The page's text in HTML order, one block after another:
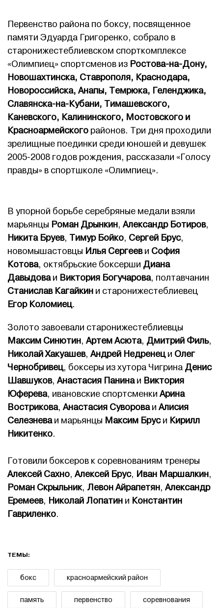
Первенство района по боксу, посвященное
памяти Эдуарда Григоренко, собрало в
старонижестеблиевском спорткомплексе
«Олимпиец» спортсменов из Ростова-на-Дону,
Новошахтинска, Ставрополя, Краснодара,
Новороссийска, Анапы, Темрюка, Геленджика,
Славянска-на-Кубани, Тимашевского,
Каневского, Калининского, Мостовского и
Красноармейского районов. Три дня проходили
зрелищные поединки среди юношей и девушек
2005-2008 годов рождения, рассказали «Голосу
правды» в спортшколе «Олимпиец».
В упорной борьбе серебряные медали взяли
марьянцы Роман Дрынкин, Александр Ботиров,
Никита Бруев, Тимур Бойко, Сергей Брус,
новомышастовцы Илья Сергееви София
Котова, октябрьские боксерши Диана
Давыдоваи Виктория Богучарова, полтавчанин
Станислав Кагайкин и старонижестеблиевец
Егор Коломиец.
Золото завоевали старонижестеблиевцы
Максим Синютин, Артем Асюта, Дмитрий Филь,
Николай Хакуашев, Андрей Недренеци Олег
Чернобривец, боксеры из хутора Чигрина Денис
Шавшуков, Анастасия Панинаи Виктория
Юферева, ивановские спортсменки Арина
Вострикова, Анастасия Сувороваи Алисия
Селезневаи марьянцы Максим Бруси Кирилл
Никитенко.
Готовили боксеров к соревнованиям тренеры
Алексей Сахно, Алексей Брус, Иван Маршалкин,
Роман Скрыльник, Левон Айрапетян, Александр
Еремеев, Николай Лопатин и Константин
Гавриленко.
ТЕМЫ:
бокс красноармейский район
память первенство соревнования